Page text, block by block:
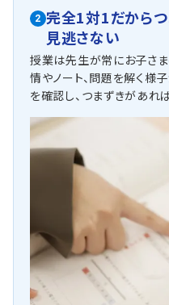
校 加曽利中学校 生浜中学校
校 誉田中学校 みつわ台中学
原中学校 八幡中学校 根郷
中台中学校 松ヶ丘中学校 四
他
2 完全1対1だから
見逃さない
授業は先生が常にお子さ
情やノート、問題を解く様
を確認し、つまずきがあれ